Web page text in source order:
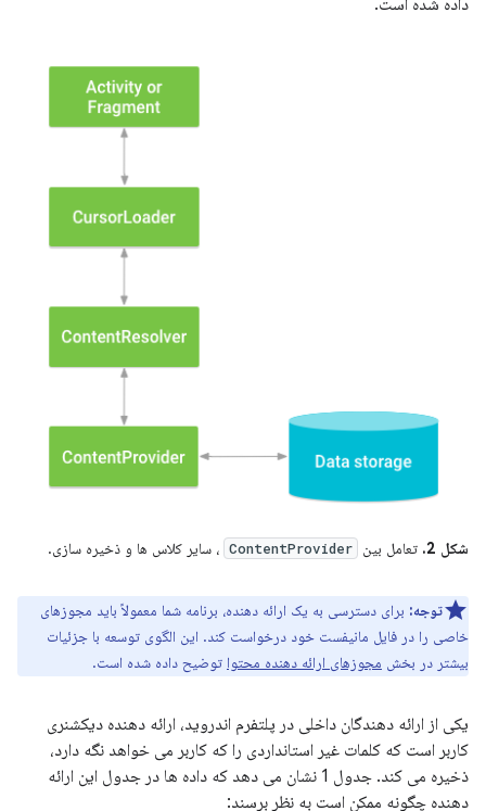
شکل 2. تعامل بین ContentProvider ، سایر کلاس ها و ذخیره سازی.
توجه: برای دسترسی به یک ارائه دهنده، برنامه شما معمولاً باید مجوزهای
خاصی را در فایل مانیفست خود درخواست کند. این الگوی توسعه با جزئیات
بیشتر در بخش مجوزهای ارائه دهنده محتوا توضیح داده شده است.
یکی از ارائه دهندگان داخلی در پلتفرم اندروید، ارائه دهنده دیکشنری
کاربر است که کلمات غیر استانداردی را که کاربر می خواهد نگه دارد،
ذخیره می کند. جدول 1 نشان می دهد که داده ها در جدول این ارائه
دهنده چگونه ممکن است به نظر برسند: